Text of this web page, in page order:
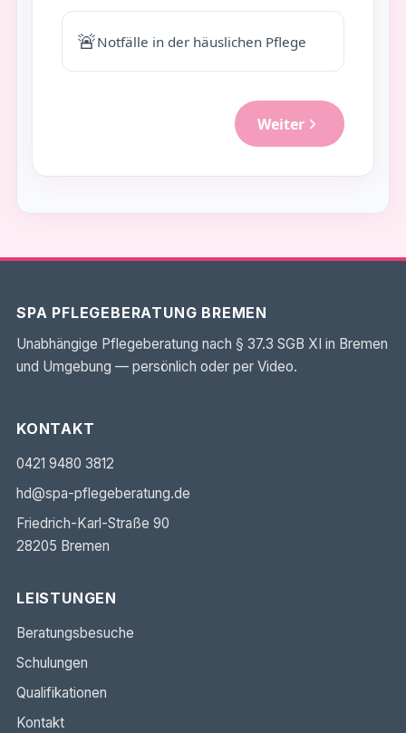
SPA PFLEGEBERATUNG BREMEN
Unabhängige Pflegeberatung nach § 37.3 SGB XI in Bremen
und Umgebung — persönlich oder per Video.
KONTAKT
0421 9480 3812
hd@spa-pflegeberatung.de
Friedrich-Karl-Straße 90
28205 Bremen
LEISTUNGEN
Beratungsbesuche
Schulungen
Qualifikationen
Kontakt